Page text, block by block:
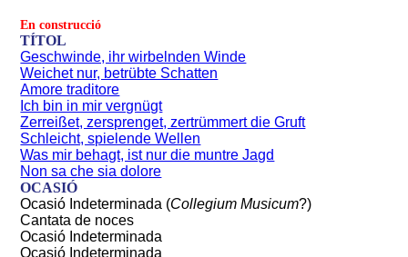
En construcció
TÍTOL
Geschwinde, ihr wirbelnden Winde
Weichet nur, betrübte Schatten
Amore traditore
Ich bin in mir vergnügt
Zerreißet, zersprenget, zertrümmert die Gruft
Schleicht, spielende Wellen
Was mir behagt, ist nur die muntre Jagd
Non sa che sia dolore
OCASIÓ
Ocasió Indeterminada (Collegium Musicum?)
Cantata de noces
Ocasió Indeterminada
Ocasió Indeterminada